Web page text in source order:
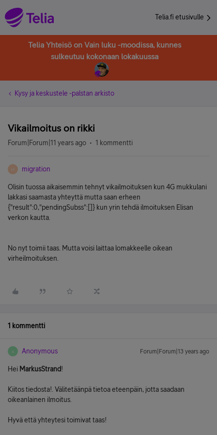
Telia.fi etusivulle
Telia Yhteisö on Vain luku -moodissa, kunnes
sulkeutuu kokonaan lokakuussa
Kysy ja keskustele -palstan arkisto
Vikailmoitus on rikki
Forum|Forum|11 years ago 1 kommentti
M migration
Olisin tuossa aikaisemmin tehnyt vikailmoituksen kun 4G mukkulani
lakkasi saamasta yhteyttä mutta saan erheen
{"result":0,"pendingSubss":[]} kun yrin tehdä ilmoituksen Elisan
verkon kautta.
No nyt toimii taas. Mutta voisi laittaa lomakkeelle oikean
virheilmoituksen.
1 kommentti
A Anonymous Forum|Forum|13 years ago
Hei MarkusStrand!
Kiitos tiedosta!. Välitetäänpä tietoa eteenpäin, jotta saadaan
oikeanlainen ilmoitus.
Hyvä että yhteytesi toimivat taas!